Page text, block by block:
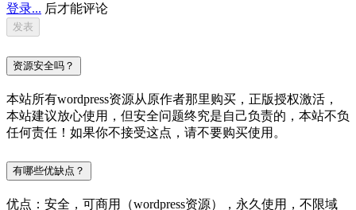
登录... 后才能评论
资源安全吗？
本站所有wordpress资源从原作者那里购买，正版授权激活，
本站建议放心使用，但安全问题终究是自己负责的，本站不负
任何责任！如果你不接受这点，请不要购买使用。
有哪些优缺点？
优点：安全，可商用（wordpress资源），永久使用，不限域